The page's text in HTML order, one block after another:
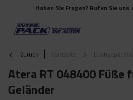
Haben Sie Fragen? Rufen Sie uns
Zurück Startseite
Atera RT 048400
Geländer